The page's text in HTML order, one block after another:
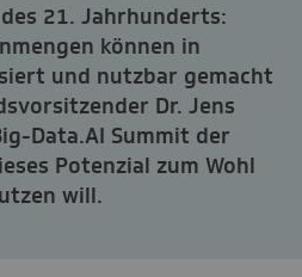
21. Jahrhunderts:
können in
und nutzbar gemacht
Dr. Jens
Data.AI Summit der
Potenzial zum Wohl
will.